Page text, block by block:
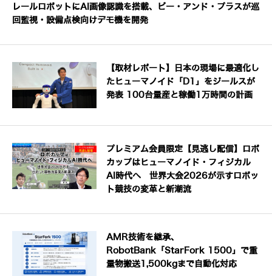
レールロボットにAI画像認識を搭載、ビー・アンド・プラスが巡
回監視・設備点検向けデモ機を開発
【取材レポート】日本の現場に最適化し
たヒューマノイド「D1」をジールスが
発表 100台量産と稼働1万時間の計画
プレミアム会員限定【見逃し配信】ロボ
カップはヒューマノイド・フィジカル
AI時代へ 世界大会2026が示すロボッ
ト競技の変革と新潮流
AMR技術を継承、
RobotBank「StarFork 1500」で重
量物搬送1,500kgまで自動化対応